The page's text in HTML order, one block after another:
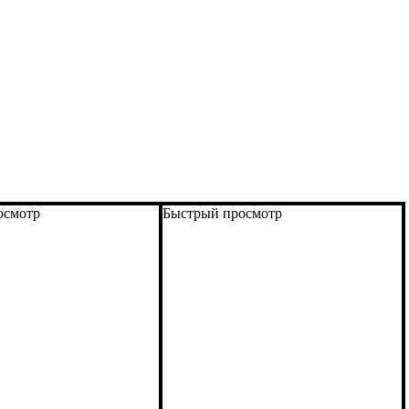
Быстрый просмотр